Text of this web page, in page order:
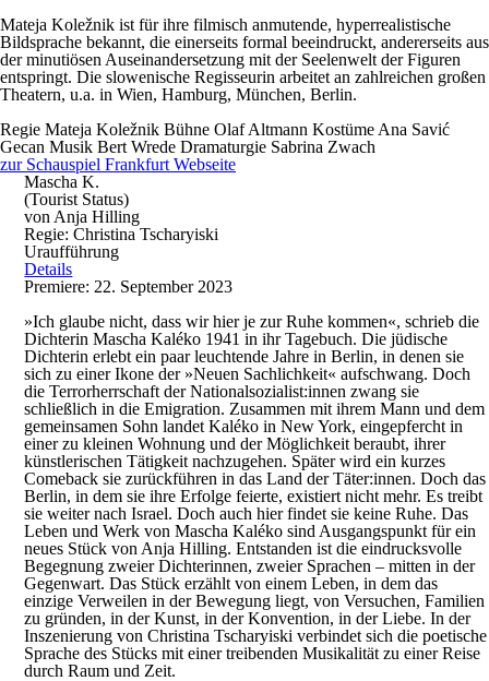
Mateja Koležnik ist für ihre filmisch anmutende, hyperrealistische
Bildsprache bekannt, die einerseits formal beeindruckt, andererseits aus
der minutiösen Auseinandersetzung mit der Seelenwelt der Figuren
entspringt. Die slowenische Regisseurin arbeitet an zahlreichen großen
Theatern, u.a. in Wien, Hamburg, München, Berlin.
Regie Mateja Koležnik Bühne Olaf Altmann Kostüme Ana Savić
Gecan Musik Bert Wrede Dramaturgie Sabrina Zwach
zur Schauspiel Frankfurt Webseite
Mascha K.
(Tourist Status)
von Anja Hilling
Regie: Christina Tscharyiski
Uraufführung
Details
Premiere: 22. September 2023
»Ich glaube nicht, dass wir hier je zur Ruhe kommen«, schrieb die
Dichterin Mascha Kaléko 1941 in ihr Tagebuch. Die jüdische
Dichterin erlebt ein paar leuchtende Jahre in Berlin, in denen sie
sich zu einer Ikone der »Neuen Sachlichkeit« aufschwang. Doch
die Terrorherrschaft der Nationalsozialist:innen zwang sie
schließlich in die Emigration. Zusammen mit ihrem Mann und dem
gemeinsamen Sohn landet Kaléko in New York, eingepfercht in
einer zu kleinen Wohnung und der Möglichkeit beraubt, ihrer
künstlerischen Tätigkeit nachzugehen. Später wird ein kurzes
Comeback sie zurückführen in das Land der Täter:innen. Doch das
Berlin, in dem sie ihre Erfolge feierte, existiert nicht mehr. Es treibt
sie weiter nach Israel. Doch auch hier findet sie keine Ruhe. Das
Leben und Werk von Mascha Kaléko sind Ausgangspunkt für ein
neues Stück von Anja Hilling. Entstanden ist die eindrucksvolle
Begegnung zweier Dichterinnen, zweier Sprachen – mitten in der
Gegenwart. Das Stück erzählt von einem Leben, in dem das
einzige Verweilen in der Bewegung liegt, von Versuchen, Familien
zu gründen, in der Kunst, in der Konvention, in der Liebe. In der
Inszenierung von Christina Tscharyiski verbindet sich die poetische
Sprache des Stücks mit einer treibenden Musikalität zu einer Reise
durch Raum und Zeit.